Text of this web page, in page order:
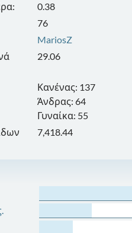
0.38
76
MariosZ
29.06
Κανένας: 137
Άνδρας: 64
Γυναίκα: 55
7,418.44